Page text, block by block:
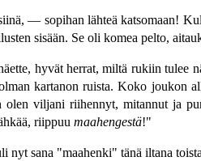
— sopihan lähteä katsomaan!
sisään. Se oli komea pelto,
hyvät herrat, miltä rukiin tulee
kartanon ruista. Koko joukon
olen viljani riihennyt, mitannut ja
riippuu maahengestä!"
nyt sana "maahenki" tänä iltana